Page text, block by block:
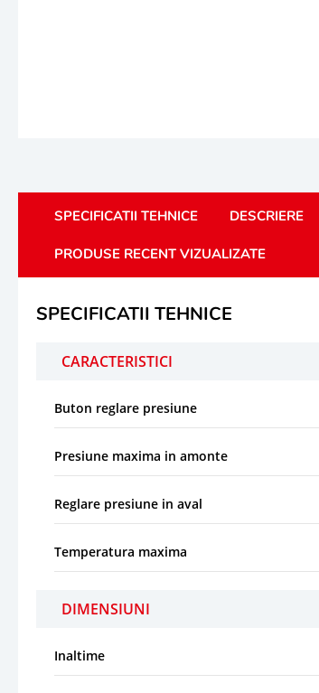
SPECIFICATII TEHNICE DESCRIERE
PRODUSE RECENT VIZUALIZATE
SPECIFICATII TEHNICE
CARACTERISTICI
Buton reglare presiune
Presiune maxima in amonte
Reglare presiune in aval
Temperatura maxima
DIMENSIUNI
Inaltime